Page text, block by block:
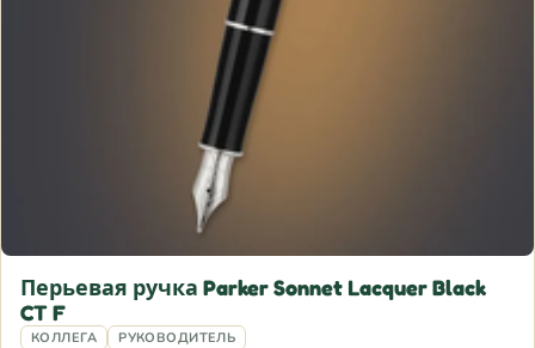
Перьевая ручка Parker Sonnet Lacquer Black
CT F
КОЛЛЕГА РУКОВОДИТЕЛЬ